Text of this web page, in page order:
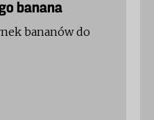
banana
bananów do